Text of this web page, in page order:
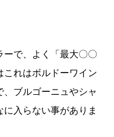
ーで、よく「最大〇〇
これはボルドーワイン
ブルゴーニュやシャ
入らない事がありま